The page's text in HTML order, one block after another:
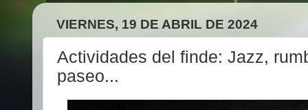
VIERNES, 19 DE ABRIL DE 2024
Actividades del finde: Jazz,
paseo...